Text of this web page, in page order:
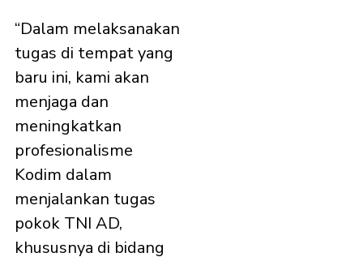
“Dalam melaksanakan
tugas di tempat yang
baru ini, kami akan
menjaga dan
meningkatkan
profesionalisme
Kodim dalam
menjalankan tugas
pokok TNI AD,
khususnya di bidang